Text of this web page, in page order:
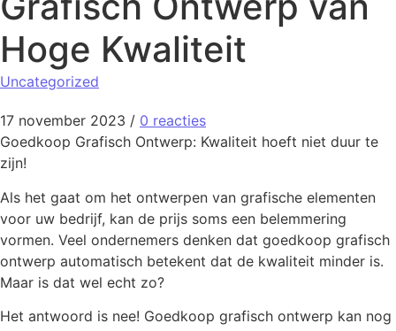
Hoge Kwaliteit
Uncategorized
17 november 2023 / 0 reacties
Goedkoop Grafisch Ontwerp: Kwaliteit hoeft niet duur te
zijn!
Als het gaat om het ontwerpen van grafische elementen
voor uw bedrijf, kan de prijs soms een belemmering
vormen. Veel ondernemers denken dat goedkoop grafisch
ontwerp automatisch betekent dat de kwaliteit minder is.
Maar is dat wel echt zo?
Het antwoord is nee! Goedkoop grafisch ontwerp kan nog